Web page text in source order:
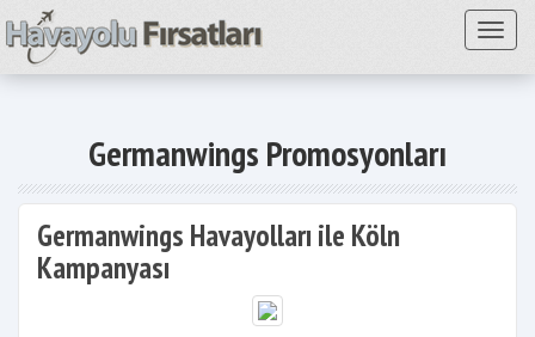
Germanwings Promosyonları
Germanwings Havayolları ile Köln
Kampanyası